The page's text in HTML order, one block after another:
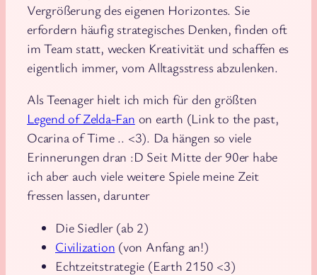
Vergrößerung des eigenen Horizontes. Sie
erfordern häufig strategisches Denken, finden oft
im Team statt, wecken Kreativität und schaffen es
eigentlich immer, vom Alltagsstress abzulenken.
Als Teenager hielt ich mich für den größten
Legend of Zelda-Fan on earth (Link to the past,
Ocarina of Time .. <3). Da hängen so viele
Erinnerungen dran :D Seit Mitte der 90er habe
ich aber auch viele weitere Spiele meine Zeit
fressen lassen, darunter
Die Siedler (ab 2)
Civilization (von Anfang an!)
Echtzeitstrategie (Earth 2150 <3)